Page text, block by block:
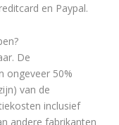
en Paypal.
De
ongeveer 50%
van de
inclusief
andere fabrikanten